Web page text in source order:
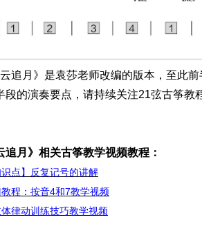
》是袁莎老师改编的版本，至此前
段的演奏要点，请持续关注21弦古筝教
追月》相关古筝教学视频教程：
识点】反复记号的讲解
程：按音4和7教学视频
律动训练技巧教学视频